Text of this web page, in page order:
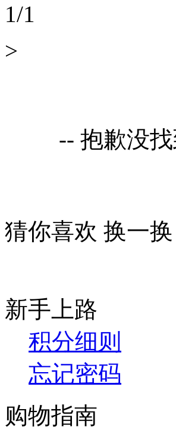
1/1
>
-- 抱歉没
猜你喜欢 换一换
新手上路
积分细则
忘记密码
购物指南